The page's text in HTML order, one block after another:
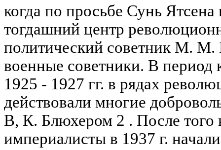
когда по просьбе Сунь
тогдашний центр
политический советник М. М.
военные советники. В период
1925 - 1927 гг. в рядах
действовали многие
В, К. Блюхером 2 . После того
империалисты в 1937 г.